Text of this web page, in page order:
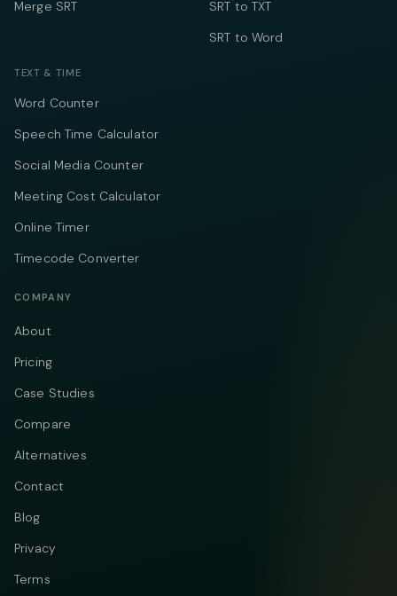
Merge SRT
SRT to TXT
SRT to Word
TEXT & TIME
Word Counter
Speech Time Calculator
Social Media Counter
Meeting Cost Calculator
Online Timer
Timecode Converter
COMPANY
About
Pricing
Case Studies
Compare
Alternatives
Contact
Blog
Privacy
Terms